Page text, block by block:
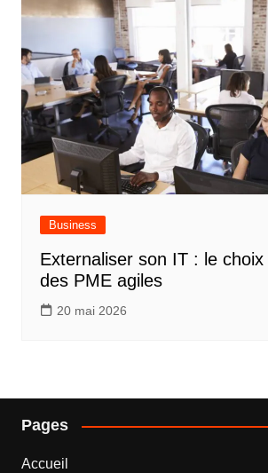
Business
Externaliser son IT : le
des PME agiles
20 mai 2026
Pages
Accueil